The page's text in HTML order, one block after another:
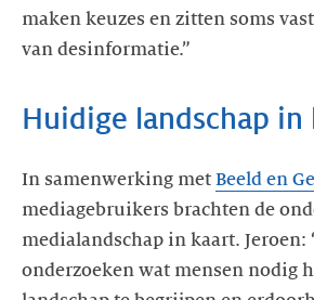
maken keuzes en zitten soms
van desinformatie.”
Huidige landschap in
In samenwerking met Beeld en
mediagebruikers brachten de
medialandschap in kaart. Jeroen:
onderzoeken wat mensen nodig